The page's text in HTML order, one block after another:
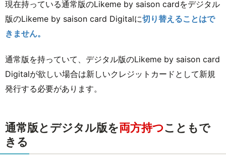
現在持っている通常版のLikeme by saison cardをデジタル
版のLikeme by saison card Digitalに切り替えることはで
きません。
通常版を持っていて、デジタル版のLikeme by saison card
Digitalが欲しい場合は新しいクレジットカードとして新規
発行する必要があります。
通常版とデジタル版を両方持つこともで
きる